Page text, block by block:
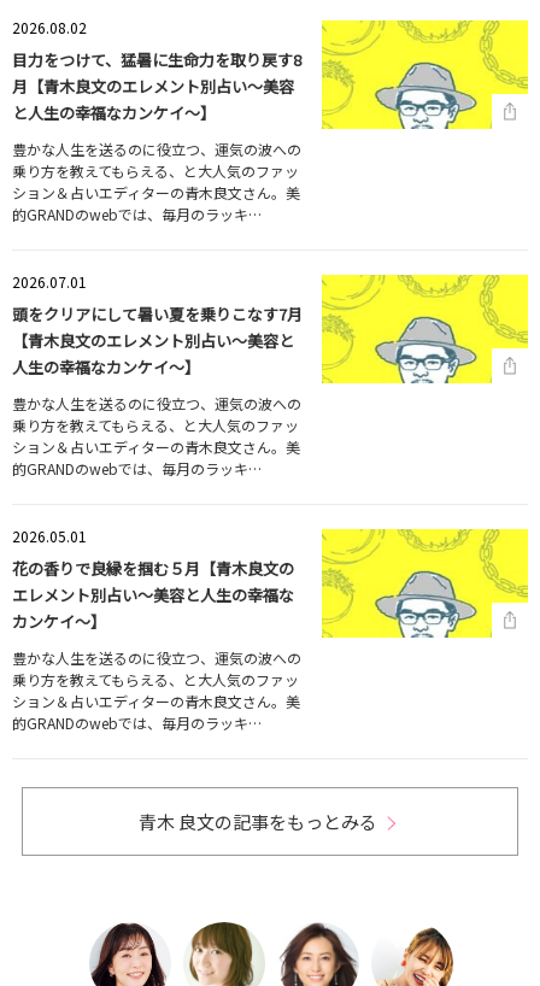
2026.08.02
目力をつけて、猛暑に生命力を取り戻す8
月【青木良文のエレメント別占い～美容
と人生の幸福なカンケイ～】
豊かな人生を送るのに役立つ、運気の波への
乗り方を教えてもらえる、と大人気のファッ
ション＆占いエディターの青木良文さん。美
的GRANDのwebでは、毎月のラッキ…
2026.07.01
頭をクリアにして暑い夏を乗りこなす7月
【青木良文のエレメント別占い～美容と
人生の幸福なカンケイ～】
豊かな人生を送るのに役立つ、運気の波への
乗り方を教えてもらえる、と大人気のファッ
ション＆占いエディターの青木良文さん。美
的GRANDのwebでは、毎月のラッキ…
2026.05.01
花の香りで良縁を掴む５月【青木良文の
エレメント別占い～美容と人生の幸福な
カンケイ～】
豊かな人生を送るのに役立つ、運気の波への
乗り方を教えてもらえる、と大人気のファッ
ション＆占いエディターの青木良文さん。美
的GRANDのwebでは、毎月のラッキ…
青木 良文の記事をもっとみる